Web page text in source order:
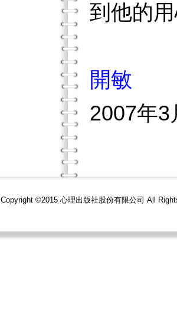
到他的
開敏
2007年3
Copyright ©2015 心理出版社股份有限公司 All